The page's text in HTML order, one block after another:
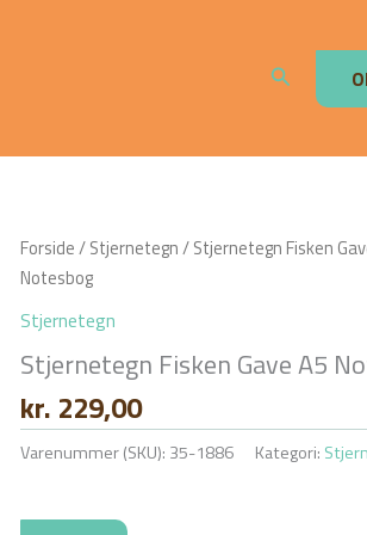
Søg
Forside/Stjernetegn/ Stjernetegn Fisken
Notesbog
Stjernetegn
Stjernetegn Fisken Gave A5
kr. 229,00
Varenummer (SKU): 35-1886 Kategori: